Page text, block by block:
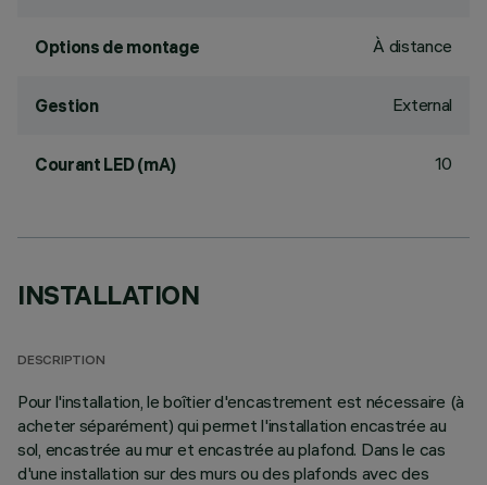
Options de montage À distance
Gestion External
Courant LED (mA) 10
INSTALLATION
DESCRIPTION
Pour l'installation, le boîtier d'encastrement est nécessaire (à
acheter séparément) qui permet l'installation encastrée au
sol, encastrée au mur et encastrée au plafond. Dans le cas
d'une installation sur des murs ou des plafonds avec des